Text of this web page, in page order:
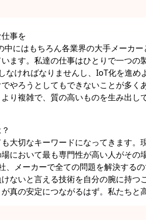
事を
にはもちろん各業界の大手メーカ
ます。私達の仕事はひとりで一つの
ければなりませんし、IoT化を進め
やろうとしてもできないことが多く
り複雑で、質の高いものを生み出して
大切なキーワードになってきます。
において最も専門性が高い人がその
メーカーで全ての問題を解決する
ないと言える技術を自分の腕に持つ
真の安定につながるはず。私たちと